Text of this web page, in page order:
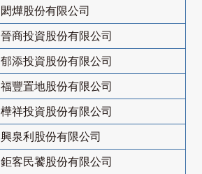
閎燁股份有限公司
晉商投資股份有限公司
郁添投資股份有限公司
福豐置地股份有限公司
樺祥投資股份有限公司
興泉利股份有限公司
鉅客民饕股份有限公司